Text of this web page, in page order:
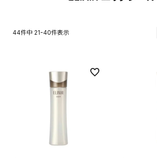
44件中 21-40件表示